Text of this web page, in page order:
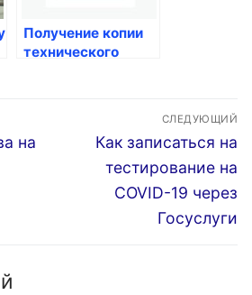
Получение копии
технического
на
СЛЕДУЮЩИЙ
Следующая
запись:
Как записаться на
тестирование на
COVID-19 через
Госуслуги